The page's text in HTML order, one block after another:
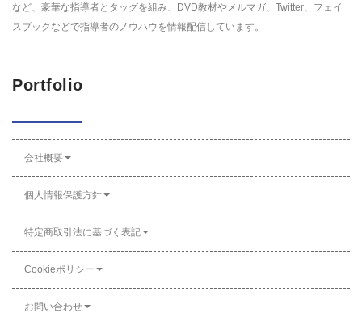
など、豪華な指導者とタッグを組み、DVD教材やメルマガ、Twitter、フェイ
スブックなどで指導者のノウハウを情報配信しています。
Portfolio
会社概要
個人情報保護方針
特定商取引法に基づく表記
Cookieポリシー
お問い合わせ